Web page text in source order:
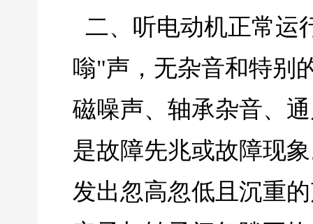
二、听电动机正常运
嗡"声，无杂音和特别
磁噪声、轴承杂音、
是故障先兆或故障现
发出忽高忽低且沉重